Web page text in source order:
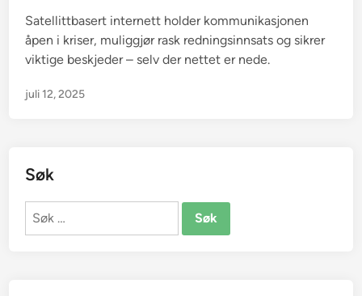
i
n
Satellittbasert internett holder kommunikasjonen
åpen i kriser, muliggjør rask redningsinnsats og sikrer
viktige beskjeder – selv der nettet er nede.
juli 12, 2025
Søk
Søk